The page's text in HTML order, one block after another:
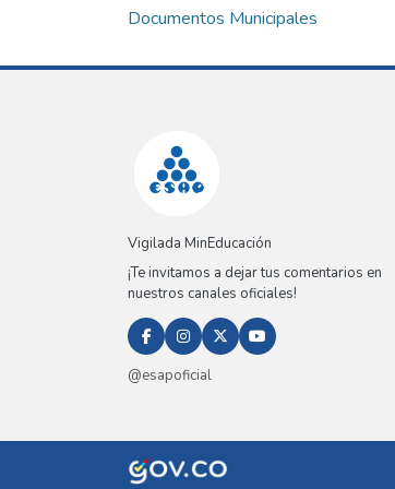
Documentos Municipales
Vigilada MinEducación
¡Te invitamos a dejar tus comentarios en
nuestros canales oficiales!
@esapoficial